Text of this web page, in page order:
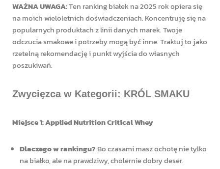
WAŻNA UWAGA:Ten ranking białek na 2025 rok opiera się
na moich wieloletnich doświadczeniach. Koncentruję się na
popularnych produktach z linii danych marek. Twoje
odczucia smakowe i potrzeby mogą być inne. Traktuj to jako
rzetelną rekomendację i punkt wyjścia do własnych
poszukiwań.
Zwycięzca w Kategorii: KRÓL SMAKU
Miejsce 1: Applied Nutrition Critical Whey
Dlaczego w rankingu? Bo czasami masz ochotę nie tylko
na białko, ale na prawdziwy, cholernie dobry deser.